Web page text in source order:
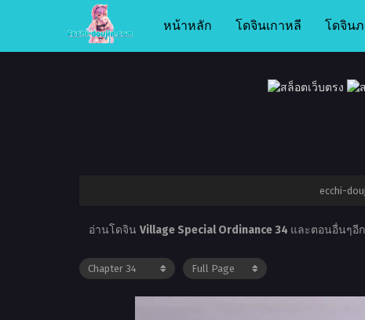
หน้าหลัก โดจินเกาหลี โดจิน
ecchi-
อ่านโดจิน Village Special Ordinance 34 และตอนอื่นๆอี